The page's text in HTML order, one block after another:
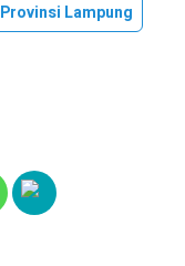
Provinsi Lampung